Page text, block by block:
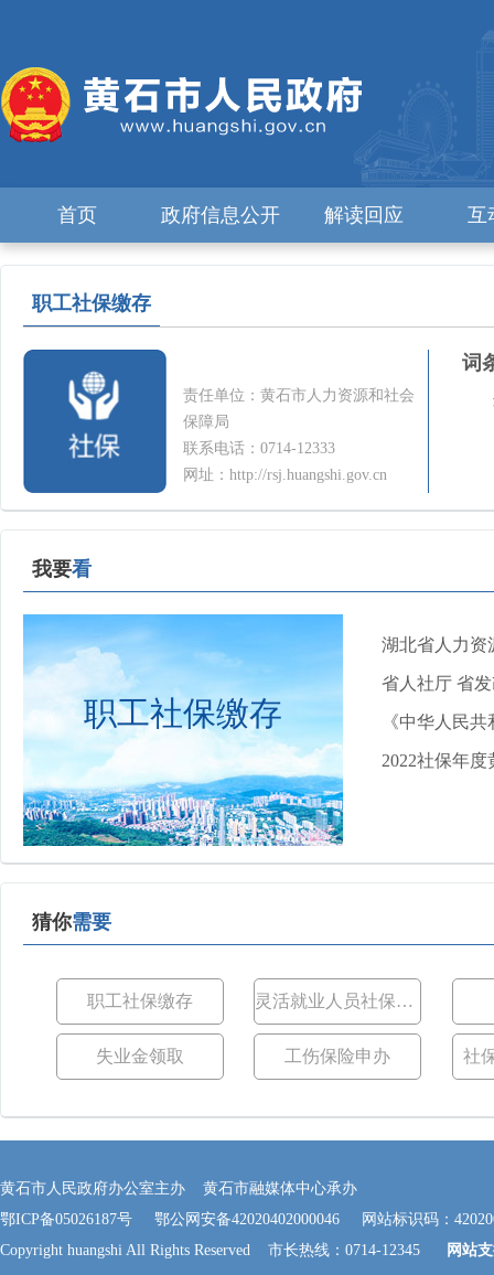
首页 政府信息公开 解读回应 互
职工社保缴存
责任单位：黄石市人力资源和社会
保障局
联系电话：0714-12333
网址：http://rsj.huangshi.gov.cn
词
我要看
职工社保缴存
湖北省人力资
省人社厅 省
《中华人民
2022社保年
猜你需要
职工社保缴存 灵活就业人员社保缴存
失业金领取 工伤保险申办 社
黄石市人民政府办公室主办 黄石市融媒体中心承办
鄂ICP备05026187号
鄂公网安备42020402000046 网站标识码：
Copyright huangshi All Rights Reserved 市长热线：0714-12345
网站